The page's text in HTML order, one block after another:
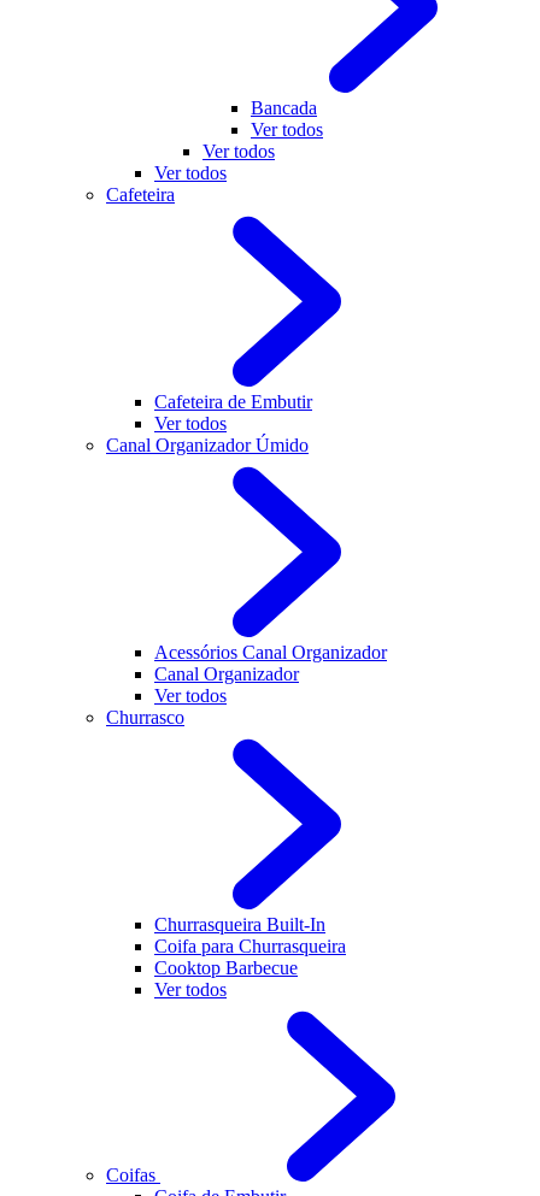
Bancada
Ver todos
Ver todos
Ver todos
Cafeteira
Cafeteira de Embutir
Ver todos
Canal Organizador Úmido
Acessórios Canal Organizador
Canal Organizador
Ver todos
Churrasco
Churrasqueira Built-In
Coifa para Churrasqueira
Cooktop Barbecue
Ver todos
Coifas